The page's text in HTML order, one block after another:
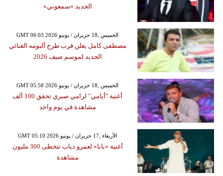
الجديد «سمعوني»
GMT 06:03 2026 الخميس ,18 حزيران / يونيو
مصطفى كامل يعلن قرب طرح ألبومه الغنائي
الجديد لموسم صيف 2026
GMT 05:58 2026 الخميس ,18 حزيران / يونيو
أغنية "أيامي" لرامي صبري تحقق 100 ألف
مشاهدة في يوم واحد
GMT 05:10 2026 الأربعاء ,17 حزيران / يونيو
أغنية «بابا» لعمرو دياب تتخطى 300 مليون
مشاهدة